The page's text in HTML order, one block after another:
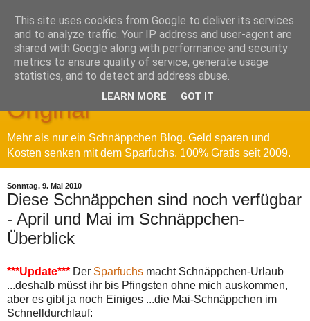
Sparfuchs' Blog - Das
Original
Mehr als nur ein Schnäppchen Blog. Geld sparen und
Kosten senken mit dem Sparfuchs. 100% Gratis seit 2009.
Sonntag, 9. Mai 2010
Diese Schnäppchen sind noch verfügbar
- April und Mai im Schnäppchen-
Überblick
***Update*** Der Sparfuchs macht Schnäppchen-Urlaub
...deshalb müsst ihr bis Pfingsten ohne mich auskommen,
aber es gibt ja noch Einiges ...die Mai-Schnäppchen im
Schnelldurchlauf:
This site uses cookies from Google to deliver its services
and to analyze traffic. Your IP address and user-agent are
shared with Google along with performance and security
metrics to ensure quality of service, generate usage
statistics, and to detect and address abuse.
LEARN MORE GOT IT